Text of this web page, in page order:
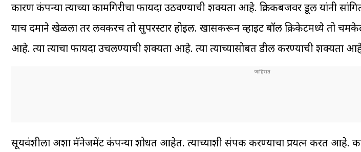
कारण कंपन्या त्याच्या कामगिरीचा फायदा उठवण्याची शक्यता आहे. क्रिकबजवर डूल यांनी
याच दमाने खेळला तर लवकरच तो सुपरस्टार होईल. खासकरून व्हाईट बॉल क्रिकेटमध्ये तो
आहे. त्या त्याचा फायदा उचलण्याची शक्यता आहे. त्या त्याच्यासोबत डील करण्याची शक्यता
सूर्यवंशीला अशा मॅनेजमेंट कंपन्या शोधत आहेत. त्याच्याशी संपर्क करण्याचा प्रयत्न करत आहे.